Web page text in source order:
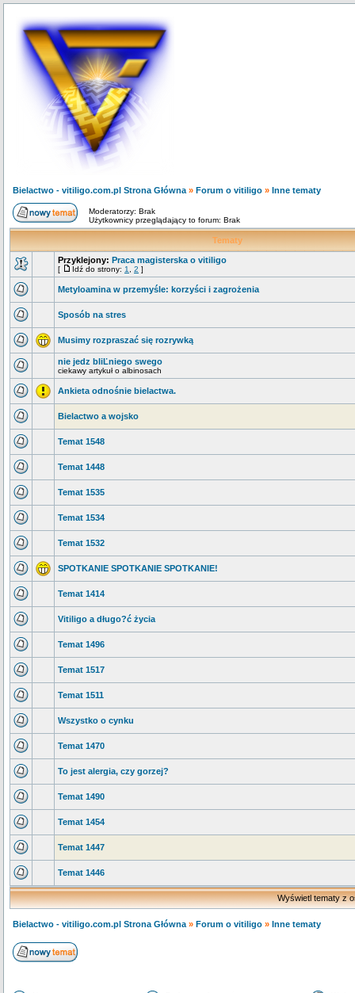
Bielactwo - vitiligo.com.pl Strona Główna » Forum o vitiligo » Inne tematy
Moderatorzy: Brak
Użytkownicy przeglądający to forum: Brak
Tematy
Przyklejony: Praca magisterska o vitiligo
[ Idź do strony: 1 2 ]
Metyloamina w przemyśle: korzyści i zagrożenia
Sposób na stres
Musimy rozpraszać się rozrywką
nie jedz bliĽniego swego
ciekawy artykuł o albinosach
Ankieta odnośnie bielactwa.
Bielactwo a wojsko
Temat 1548
Temat 1448
Temat 1535
Temat 1534
Temat 1532
SPOTKANIE SPOTKANIE SPOTKANIE!
Temat 1414
Vitiligo a długo?ć życia
Temat 1496
Temat 1517
Temat 1511
Wszystko o cynku
Temat 1470
To jest alergia, czy gorzej?
Temat 1490
Temat 1454
Temat 1447
Temat 1446
Wyświetl tematy z
Bielactwo - vitiligo.com.pl Strona Główna » Forum o vitiligo » Inne tematy